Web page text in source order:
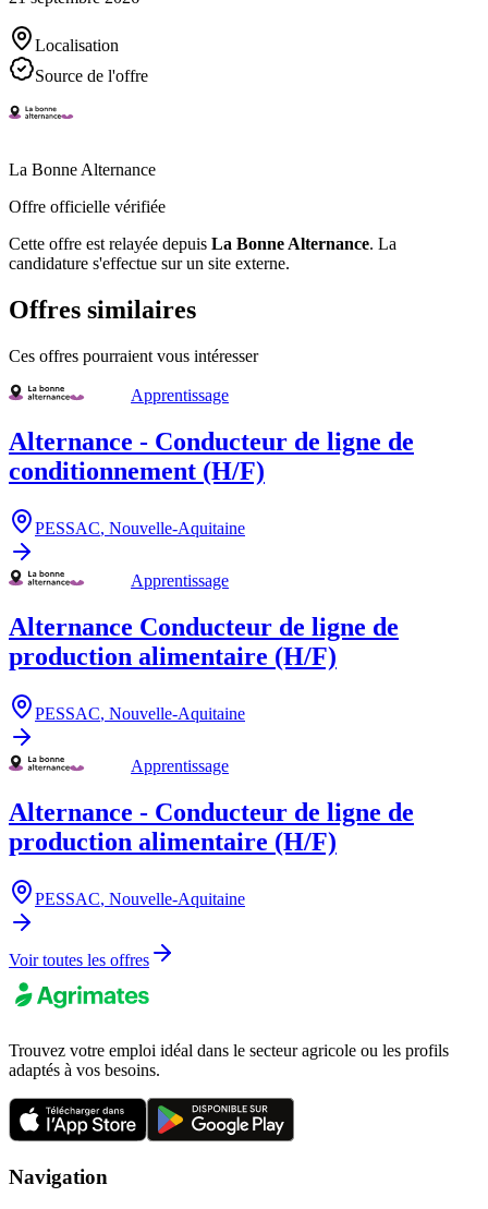
Localisation
Source de l'offre
La Bonne Alternance
Offre officielle vérifiée
Cette offre est relayée depuis La Bonne Alternance. La
candidature s'effectue sur un site externe.
Offres similaires
Ces offres pourraient vous intéresser
Apprentissage
Alternance - Conducteur de ligne de
conditionnement (H/F)
PESSAC, Nouvelle-Aquitaine
Apprentissage
Alternance Conducteur de ligne de
production alimentaire (H/F)
PESSAC, Nouvelle-Aquitaine
Apprentissage
Alternance - Conducteur de ligne de
production alimentaire (H/F)
PESSAC, Nouvelle-Aquitaine
Voir toutes les offres
Trouvez votre emploi idéal dans le secteur agricole ou les profils
adaptés à vos besoins.
Navigation